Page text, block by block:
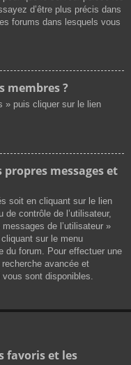
d’être plus précis dans
forums dans lesquels vous
membres ?
» puis cliquer sur le lien
messages et
soit en cliquant sur le lien
contrôle de l’utilisateur,
de l’utilisateur »
sur le menu
du forum. Pour effectuer une
avancée et
sont disponibles.
favoris et les